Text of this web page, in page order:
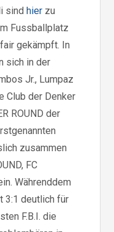
sindhier zu
Fussballplatz
gekämpft. In
sich in der
Jr., Lumpaz
Club der Denker
ROUND der
zusammen
FC
Währenddem
3:1 deutlich für
F.B.I. die